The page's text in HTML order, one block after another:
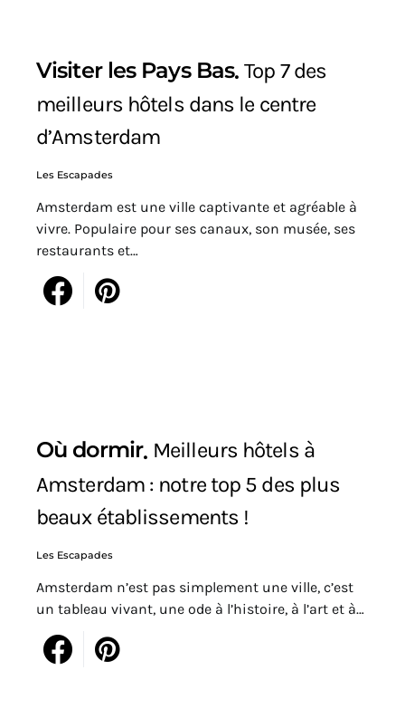
Visiter les Pays Bas Top 7 des
meilleurs hôtels dans le centre
d’Amsterdam
Les Escapades
Amsterdam est une ville captivante et agréable à
vivre. Populaire pour ses canaux, son musée, ses
restaurants et…
Où dormir Meilleurs hôtels à
Amsterdam : notre top 5 des plus
beaux établissements !
Les Escapades
Amsterdam n’est pas simplement une ville, c’est
un tableau vivant, une ode à l’histoire, à l’art et à…